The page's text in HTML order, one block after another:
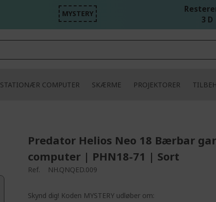
MYSTERY
3
STATIONÆR COMPUTER SKÆRME PROJEKTORER
Predator Helios Neo 18 Bærbar
computer | PHN18-71 | Sort
Ref. NH.QNQED.009
Skynd dig! Koden MYSTERY udløber om: